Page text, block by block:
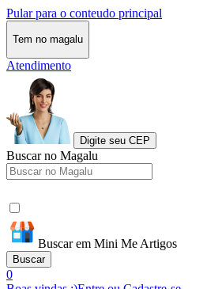
Pular para o conteudo principal
Tem no magalu
Atendimento
Digite seu CEP
Buscar no Magalu
Buscar em Mini Me Artigos
Buscar
0